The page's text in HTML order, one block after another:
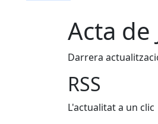
Acta
Darrera
RSS
L'actualitat a un clic